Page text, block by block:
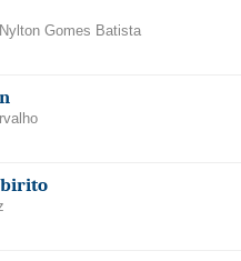
Gomes Batista